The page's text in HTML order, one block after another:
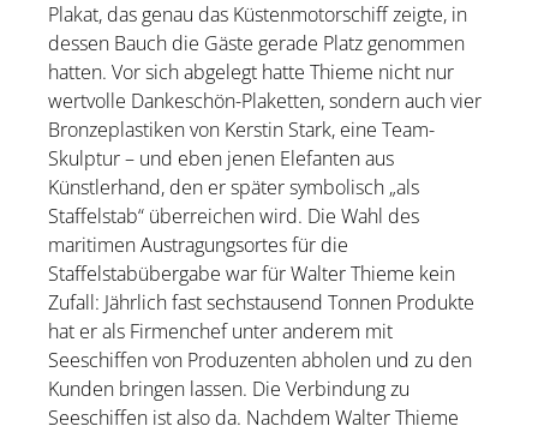
Plakat, das genau das Küstenmotorschiff zeigte, in
dessen Bauch die Gäste gerade Platz genommen
hatten. Vor sich abgelegt hatte Thieme nicht nur
wertvolle Dankeschön-Plaketten, sondern auch vier
Bronzeplastiken von Kerstin Stark, eine Team-
Skulptur – und eben jenen Elefanten aus
Künstlerhand, den er später symbolisch „als
Staffelstab“ überreichen wird. Die Wahl des
maritimen Austragungsortes für die
Staffelstabübergabe war für Walter Thieme kein
Zufall: Jährlich fast sechstausend Tonnen Produkte
hat er als Firmenchef unter anderem mit
Seeschiffen von Produzenten abholen und zu den
Kunden bringen lassen. Die Verbindung zu
Seeschiffen ist also da. Nachdem Walter Thieme